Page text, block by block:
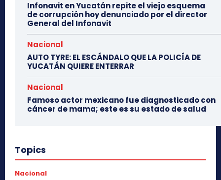
Infonavit en Yucatán repite el viejo esquema
de corrupción hoy denunciado por el director
General del Infonavit
Nacional
AUTO TYRE: EL ESCÁNDALO QUE LA POLICÍA DE
YUCATÁN QUIERE ENTERRAR
Nacional
Famoso actor mexicano fue diagnosticado con
cáncer de mama; este es su estado de salud
Topics
Nacional